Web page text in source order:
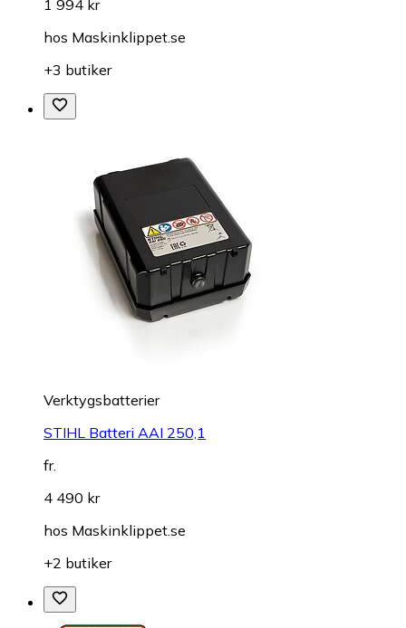
1 994 kr
hos Maskinklippet.se
+3 butiker
Verktygsbatterier
STIHL Batteri AAI 250,1
fr.
4 490 kr
hos Maskinklippet.se
+2 butiker